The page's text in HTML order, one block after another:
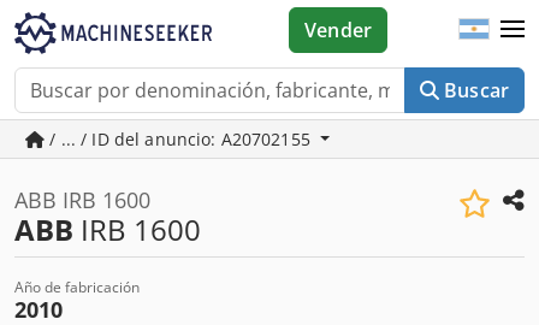
Buscar
Vender
/ ... / ID del anuncio: A20702155
ABB IRB 1600
ABB IRB 1600
Año de fabricación
2010